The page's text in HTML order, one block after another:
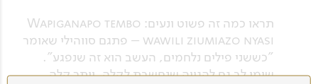
תראו כמה זה פשוט ונעים: Wapiganapo tembo
wawili ziumiazo nyasi – פתגם סווהילי שאומר
"כששני פילים נלחמים, העשב הוא זה שנפגע".
שימו לב גם להגייה שנחשבת לקלה, יותר קלה